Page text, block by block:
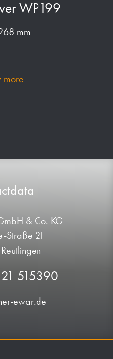
WP199
mm
more
& Co. KG
Straße 21
515390
ewar.de